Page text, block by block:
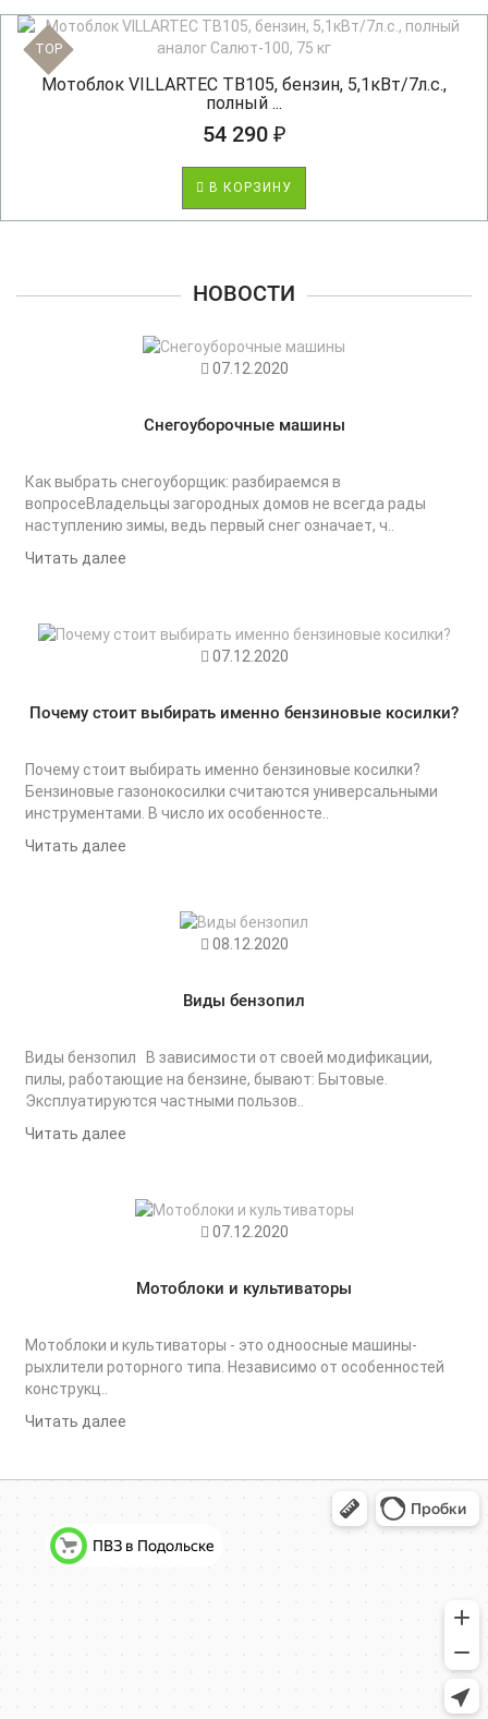
TOP
Мотоблок VILLARTEC TB105, бензин, 5,1кВт/7л.с.,
полный ...
54 290 ₽
В КОРЗИНУ
НОВОСТИ
07.12.2020
Снегоуборочные машины
Как выбрать снегоуборщик: разбираемся в
вопросеВладельцы загородных домов не всегда рады
наступлению зимы, ведь первый снег означает, ч..
Читать далее
07.12.2020
Почему стоит выбирать именно бензиновые косилки?
Почему стоит выбирать именно бензиновые косилки?
Бензиновые газонокосилки считаются универсальными
инструментами. В число их особенносте..
Читать далее
08.12.2020
Виды бензопил
Виды бензопил В зависимости от своей модификации,
пилы, работающие на бензине, бывают: Бытовые.
Эксплуатируются частными пользов..
Читать далее
07.12.2020
Мотоблоки и культиваторы
Мотоблоки и культиваторы - это одноосные машины-
рыхлители роторного типа. Независимо от особенностей
конструкц..
Читать далее